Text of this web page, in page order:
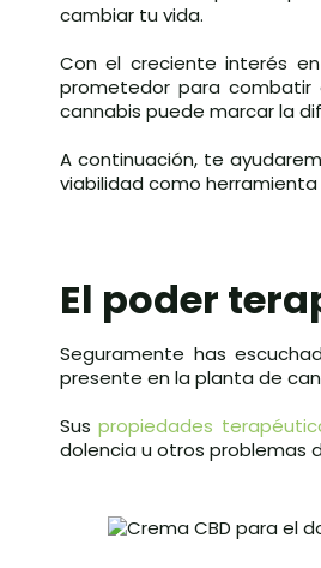
cambiar tu vida.
Con el creciente interés
prometedor para combatir
cannabis puede marcar la
A continuación, te
viabilidad como
El poder
Seguramente has
presente en la planta de
Suspropiedades
dolencia u otros problemas